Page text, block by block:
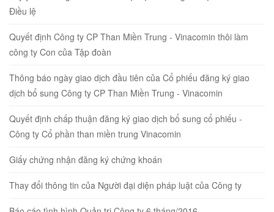
Điều lệ
Quyết định Công ty CP Than Miền Trung - Vinacomin thôi làm
công ty Con của Tập đoàn
Thông báo ngày giao dịch đầu tiên của Cổ phiếu đăng ký giao
dịch bổ sung Công ty CP Than Miền Trung - Vinacomin
Quyết định chấp thuận đăng ký giao dịch bổ sung cổ phiếu -
Công ty Cổ phần than miền trung Vinacomin
Giấy chứng nhận đăng ký chứng khoán
Thay đổi thông tin của Người đại diện pháp luật của Công ty